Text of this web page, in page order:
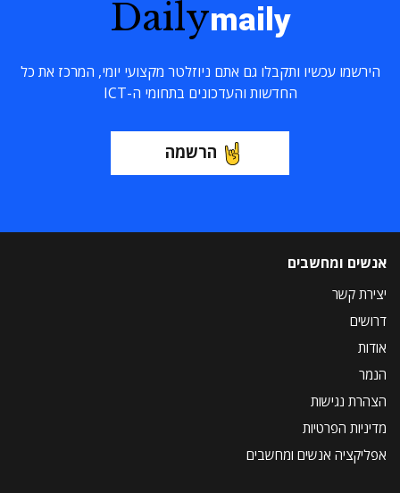
Dailymaily
הירשמו עכשיו ותקבלו גם אתם ניוזלטר מקצועי יומי, המרכז את כל
החדשות והעדכונים בתחומי ה-ICT
הרשמה
אנשים ומחשבים
יצירת קשר
דרושים
אודות
הנמר
הצהרת נגישות
מדיניות הפרטיות
אפליקציה אנשים ומחשבים